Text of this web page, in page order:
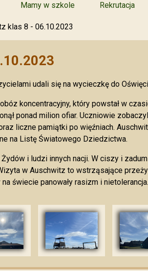
Mamy w szkole Rekrutacja
klas 8 - 06.10.2023
udali się na wycieczkę do
koncentracyjny, który powstał w
ponad milion ofiar. Uczniowie
liczne pamiątki po więźniach.
na Listę Światowego Dziedzictwa.
i ludzi innych nacji. W ciszy i
w Auschwitz to wstrząsające
świecie panowały rasizm i nietolerancja.